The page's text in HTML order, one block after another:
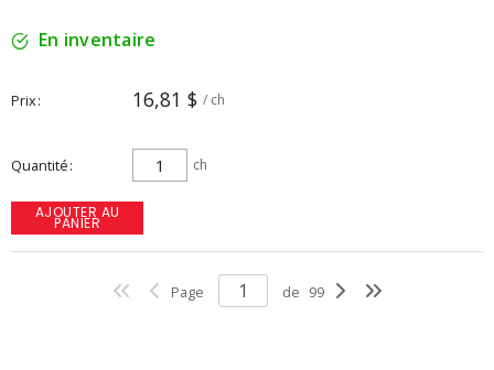
En inventaire
Prix 16,81 $ / ch
Quantité ch
AJOUTER AU
PANIER
Page de 99